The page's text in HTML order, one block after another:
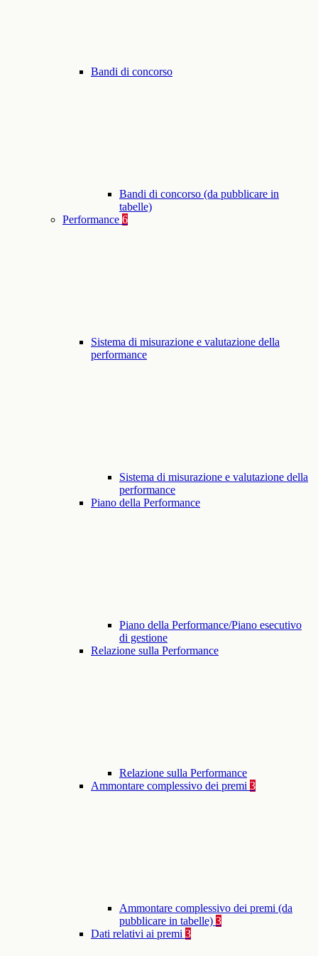
Bandi di concorso
Bandi di concorso (da pubblicare in
tabelle)
Performance 6
Sistema di misurazione e valutazione della
performance
Sistema di misurazione e valutazione della
performance
Piano della Performance
Piano della Performance/Piano esecutivo
di gestione
Relazione sulla Performance
Relazione sulla Performance
Ammontare complessivo dei premi 3
Ammontare complessivo dei premi (da
pubblicare in tabelle) 3
Dati relativi ai premi 3